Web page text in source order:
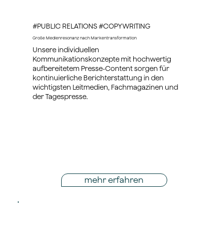
#PUBLIC RELATIONS #COPYWRITING
Unsere individuellen
Kommunikationskonzepte mit hochwertig
aufbereitetem Presse-Content sorgen für
kontinuierliche Berichterstattung in den
wichtigsten Leitmedien, Fachmagazinen und
der Tagespresse.
Große Medienresonanz nach Markentransformation
mehr erfahren